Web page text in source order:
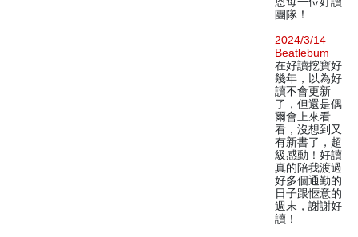
團隊！
2024/3/14
Beatlebum
在好讀挖寶好
幾年，以為好
讀不會更新
了，但還是偶
爾會上來看
看，沒想到又
有新書了，超
級感動！好讀
真的陪我渡過
好多個通勤的
日子跟愜意的
週末，謝謝好
讀！